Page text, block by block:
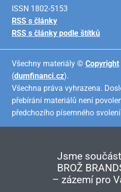
ISSN 1802-5153
RSS s články
RSS s články podle štítků
Všechny materiály © Copyright
(dumfinanci.cz).
Všechna práva vyhrazena.
přebírání materiálů není
předchozího písemného
Jsme
BROŽ
– zázemí pro